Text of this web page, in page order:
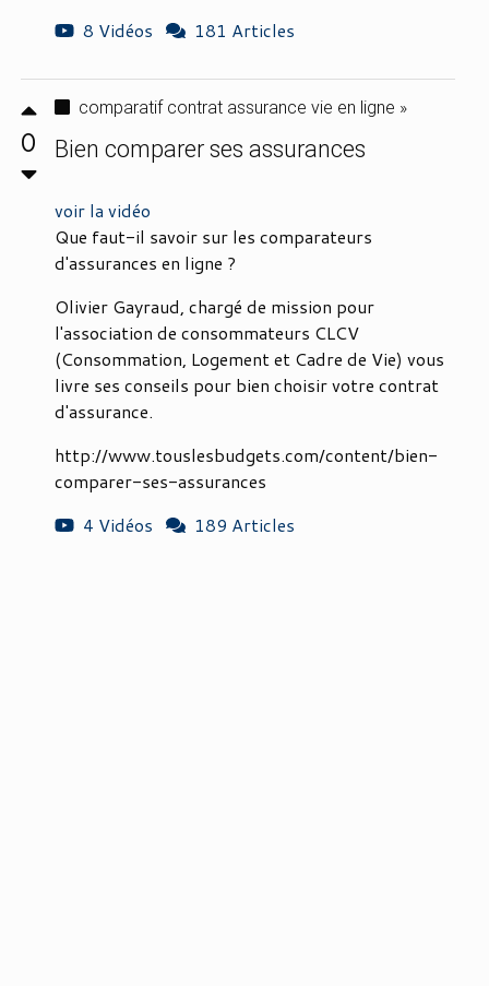
8 Vidéos
181 Articles
0
comparatif contrat assurance vie en ligne »
Bien comparer ses assurances
voir la vidéo
Que faut-il savoir sur les comparateurs
d'assurances en ligne ?
Olivier Gayraud, chargé de mission pour
l'association de consommateurs CLCV
(Consommation, Logement et Cadre de Vie) vous
livre ses conseils pour bien choisir votre contrat
d'assurance.
http://www.touslesbudgets.com/content/bien-
comparer-ses-assurances
4 Vidéos
189 Articles